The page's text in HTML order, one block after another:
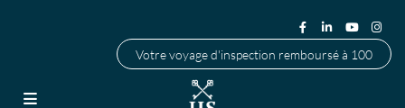
Votre voyage d'inspection remboursé à 100